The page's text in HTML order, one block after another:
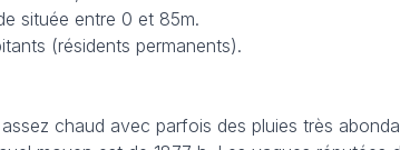
située entre 0 et 85m.
(résidents permanents).
chaud avec parfois des pluies très